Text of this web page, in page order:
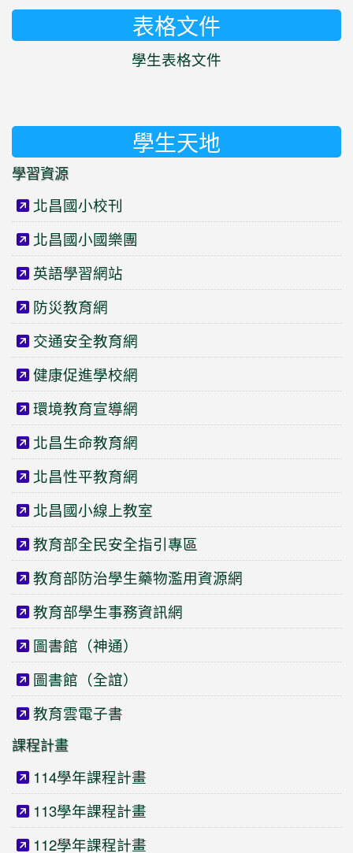
表格文件
學生表格文件
學生天地
學習資源
北昌國小校刊
北昌國小國樂團
英語學習網站
防災教育網
交通安全教育網
健康促進學校網
環境教育宣導網
北昌生命教育網
北昌性平教育網
北昌國小線上教室
教育部全民安全指引專區
教育部防治學生藥物濫用資源網
教育部學生事務資訊網
圖書館（神通）
圖書館（全誼）
教育雲電子書
課程計畫
114學年課程計畫
113學年課程計畫
112學年課程計畫